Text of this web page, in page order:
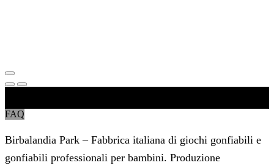
FAQ
Birbalandia Park – Fabbrica italiana di giochi gonfiabili e
gonfiabili professionali per bambini. Produzione